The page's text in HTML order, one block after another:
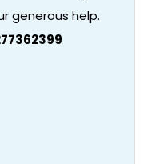
generous help.